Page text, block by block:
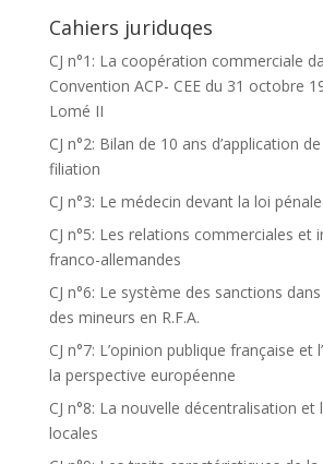
Cahiers juriduqes
CJ n°1: La coopération commerciale
Convention ACP- CEE du 31 octobre
Lomé II
CJ n°2: Bilan de 10 ans d’application
filiation
CJ n°3: Le médecin devant la loi pénale
CJ n°5: Les relations commerciales et
franco-allemandes
CJ n°6: Le système des sanctions
des mineurs en R.F.A.
CJ n°7: L’opinion publique française et
la perspective européenne
CJ n°8: La nouvelle décentralisation et
locales